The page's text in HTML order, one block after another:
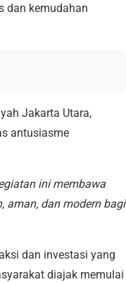
dan kemudahan
Jakarta Utara,
antusiasme
ini membawa
aman, dan modern bagi
dan investasi yang
diajak memulai